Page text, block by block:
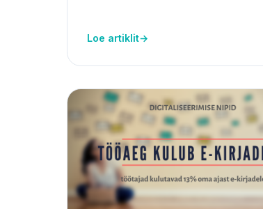
Loe artiklit→